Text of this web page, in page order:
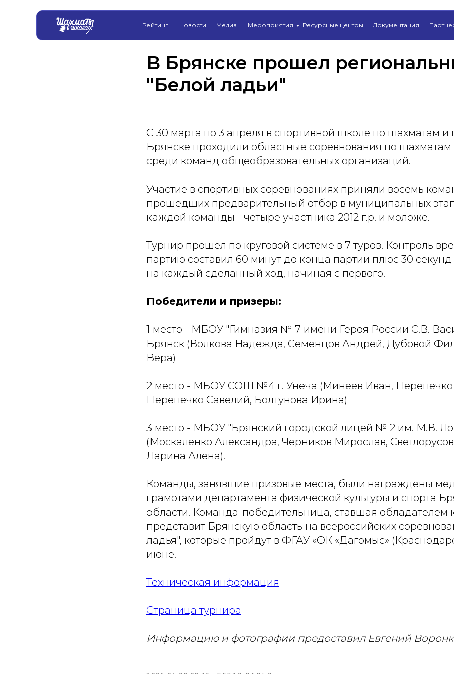
Рейтинг Документация
Ресурсные центры
Новости Мероприятия
Медиа
В Брянске прошел
"Белой ладьи"
С 30 марта по 3 апреля в спортивной школе по шахматам
Брянске проходили областные соревнования по шахматам
среди команд общеобразовательных организаций.
Участие в спортивных соревнованиях приняли восемь
прошедших предварительный отбор в муниципальных
каждой команды - четыре участника 2012 г.р. и моложе.
Турнир прошел по круговой системе в 7 туров. Контроль
партию составил 60 минут до конца партии плюс 30
на каждый сделанный ход, начиная с первого.
Победители и призеры:
1 место - МБОУ "Гимназия № 7 имени Героя России С.В.
Брянск (Волкова Надежда, Семенцов Андрей, Дубовой
Вера)
2 место - МБОУ СОШ №4 г. Унеча (Минеев Иван, Перепечко
Перепечко Савелий, Болтунова Ирина)
3 место - МБОУ "Брянский городской лицей № 2 им. М.В.
(Москаленко Александра, Черников Мирослав,
Ларина Алёна).
Команды, занявшие призовые места, были награждены
грамотами департамента физической культуры и спорта
области. Команда-победительница, ставшая обладателем
представит Брянскую область на всероссийских
ладья", которые пройдут в ФГАУ «ОК «Дагомыс»
июне.
Техническая информация
Страница турнира
Информацию и фотографии предоставил Евгений